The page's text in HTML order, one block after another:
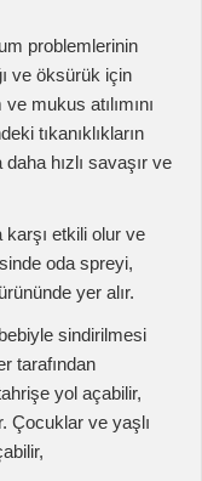
sindirilmesi
yol açabilir,
ve yaşlı